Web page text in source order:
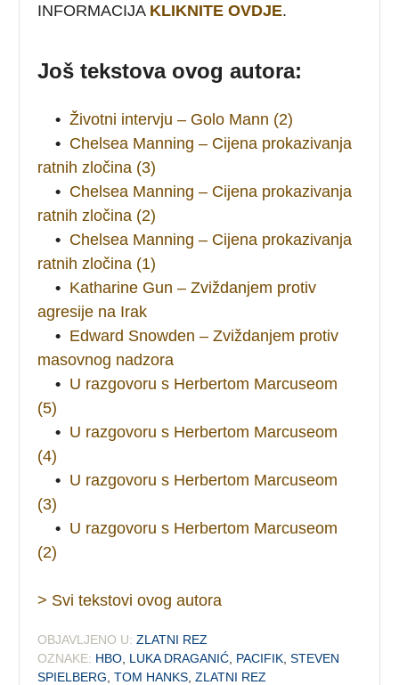
INFORMACIJA KLIKNITE OVDJE.
Još tekstova ovog autora:
• Životni intervju – Golo Mann (2)
• Chelsea Manning – Cijena prokazivanja
ratnih zločina (3)
• Chelsea Manning – Cijena prokazivanja
ratnih zločina (2)
• Chelsea Manning – Cijena prokazivanja
ratnih zločina (1)
• Katharine Gun – Zviždanjem protiv
agresije na Irak
• Edward Snowden – Zviždanjem protiv
masovnog nadzora
• U razgovoru s Herbertom Marcuseom
(5)
• U razgovoru s Herbertom Marcuseom
(4)
• U razgovoru s Herbertom Marcuseom
(3)
• U razgovoru s Herbertom Marcuseom
(2)
> Svi tekstovi ovog autora
OBJAVLJENO U: ZLATNI REZ
OZNAKE: HBO LUKA DRAGANIĆ PACIFIK ,STEVEN
SPIELBERG ,TOM HANKS ,ZLATNI REZ